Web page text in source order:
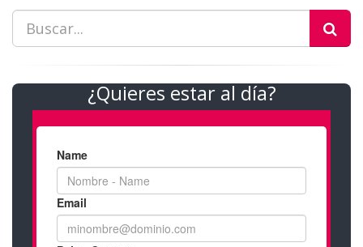
¿Quieres estar al día?